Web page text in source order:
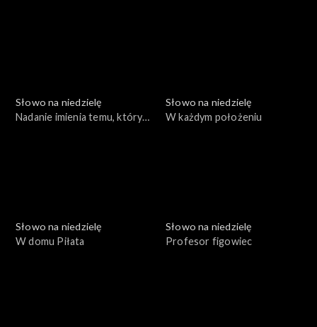
Słowo na niedzielę
Nadanie imienia temu, który
Słowo na niedzielę
W każdym położeniu
Słowo na niedzielę
W domu Piłata
Słowo na niedzielę
Profesor figowiec